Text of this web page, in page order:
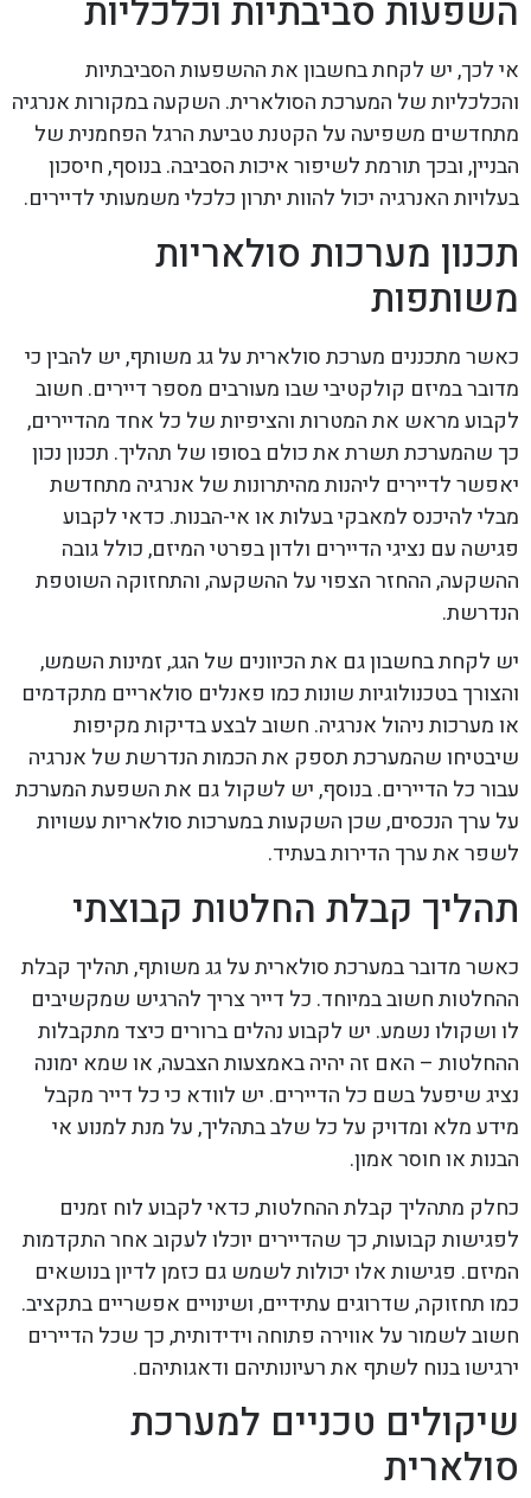
השפעות סביבתיות וכלכליות
אי לכך, יש לקחת בחשבון את ההשפעות הסביבתיות
והכלכליות של המערכת הסולארית. השקעה במקורות אנרגיה
מתחדשים משפיעה על הקטנת טביעת הרגל הפחמנית של
הבניין, ובכך תורמת לשיפור איכות הסביבה. בנוסף, חיסכון
בעלויות האנרגיה יכול להוות יתרון כלכלי משמעותי לדיירים.
תכנון מערכות סולאריות
משותפות
כאשר מתכננים מערכת סולארית על גג משותף, יש להבין כי
מדובר במיזם קולקטיבי שבו מעורבים מספר דיירים. חשוב
לקבוע מראש את המטרות והציפיות של כל אחד מהדיירים,
כך שהמערכת תשרת את כולם בסופו של תהליך. תכנון נכון
יאפשר לדיירים ליהנות מהיתרונות של אנרגיה מתחדשת
מבלי להיכנס למאבקי בעלות או אי-הבנות. כדאי לקבוע
פגישה עם נציגי הדיירים ולדון בפרטי המיזם, כולל גובה
ההשקעה, ההחזר הצפוי על ההשקעה, והתחזוקה השוטפת
הנדרשת.
יש לקחת בחשבון גם את הכיוונים של הגג, זמינות השמש,
והצורך בטכנולוגיות שונות כמו פאנלים סולאריים מתקדמים
או מערכות ניהול אנרגיה. חשוב לבצע בדיקות מקיפות
שיבטיחו שהמערכת תספק את הכמות הנדרשת של אנרגיה
עבור כל הדיירים. בנוסף, יש לשקול גם את השפעת המערכת
על ערך הנכסים, שכן השקעות במערכות סולאריות עשויות
לשפר את ערך הדירות בעתיד.
תהליך קבלת החלטות קבוצתי
כאשר מדובר במערכת סולארית על גג משותף, תהליך קבלת
ההחלטות חשוב במיוחד. כל דייר צריך להרגיש שמקשיבים
לו ושקולו נשמע. יש לקבוע נהלים ברורים כיצד מתקבלות
ההחלטות – האם זה יהיה באמצעות הצבעה, או שמא ימונה
נציג שיפעל בשם כל הדיירים. יש לוודא כי כל דייר מקבל
מידע מלא ומדויק על כל שלב בתהליך, על מנת למנוע אי
הבנות או חוסר אמון.
כחלק מתהליך קבלת ההחלטות, כדאי לקבוע לוח זמנים
לפגישות קבועות, כך שהדיירים יוכלו לעקוב אחר התקדמות
המיזם. פגישות אלו יכולות לשמש גם כזמן לדיון בנושאים
כמו תחזוקה, שדרוגים עתידיים, ושינויים אפשריים בתקציב.
חשוב לשמור על אווירה פתוחה וידידותית, כך שכל הדיירים
ירגישו בנוח לשתף את רעיונותיהם ודאגותיהם.
שיקולים טכניים למערכת
סולארית